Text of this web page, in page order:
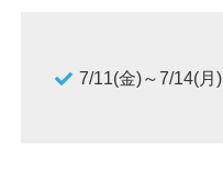
7/11(金)～7/14(月)